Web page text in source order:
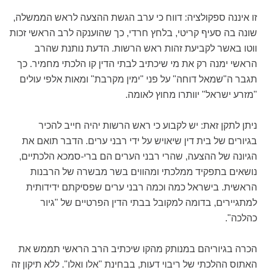
זו איננה ספקולציה: דווח כי ערב הגשת ההצעה לראש הממשלה,
שונה בה סעיף קריטי, בלחץ חרדי, כך שהוענקה לרב הראשי זכות
ווטו באשר לקביעת זהות ראש הרשות. הדעת נותנת שהרב
הראשי ימנה רק את מי שיכתיב לבתי הדין קו הלכתי מחמיר. כך
תגבר ה"שמאל דוחה" על פני "ימין מקרבת" ומאות אלפי עולים
"מזרע ישראל" יוותרו מחוץ לאומה.
ניתן לתקן זאת: יש לקבוע כי ראש הרשות יהיה חייב להכיר
בגיורים של בית דין שיאויש על ידי רבני ערים. הדבר תואם את
הגיונה של ההצעה, שהרי רבני הערים הם ברי-סמכא הלכתיים,
נושאים בתפקיד ממלכתי ומהווים בשר מבשרה של הרבנות
הראשית. בישראל כמה וכמה רבני ערים שפסיקתם ידידותית
למתגיירים, בדומה למקובל בבתי הדין הפרטיים של "גיור
כהלכה".
הכרה בגיוריהם במנותק מהקו שיכתיב הרב הראשי תממש את
האתוס ההלכתי של ריבוי דעות, בבחינת "אלו ואלו". ללא תיקון זה